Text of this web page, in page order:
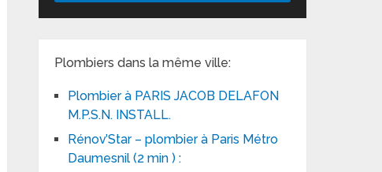
Plombiers dans la même ville:
Plombier à PARIS JACOB DELAFON
M.P.S.N. INSTALL.
Rénov’Star – plombier à Paris Métro
Daumesnil (2 min ) :